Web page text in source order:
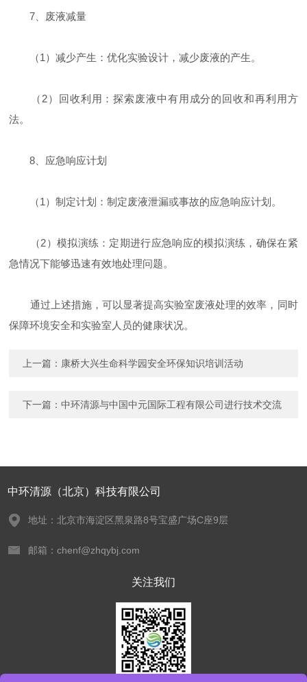
7、废液减量
（1）减少产生：优化实验设计，减少废液的产生。
（2）回收利用：探索废液中有用成分的回收和再利用方
法。
8、应急响应计划
（1）制定计划：制定废液泄漏或事故的应急响应计划。
（2）模拟演练：定期进行应急响应的模拟演练，确保在紧
急情况下能够迅速有效地处理问题。
通过上述措施，可以显著提高实验室废液处理的效率，同时
保障环境安全和实验室人员的健康状况。
上一篇： 康桥大兴生命科学园安全环保知识培训活动
下一篇：中环清源与中国中元国际工程有限公司进行技术交流
中环清源（北京）科技有限公司
地址：北京市海淀区黑泉路8号宝盛广场C座9层
邮箱：chenf@zhqybj.com
关注我们